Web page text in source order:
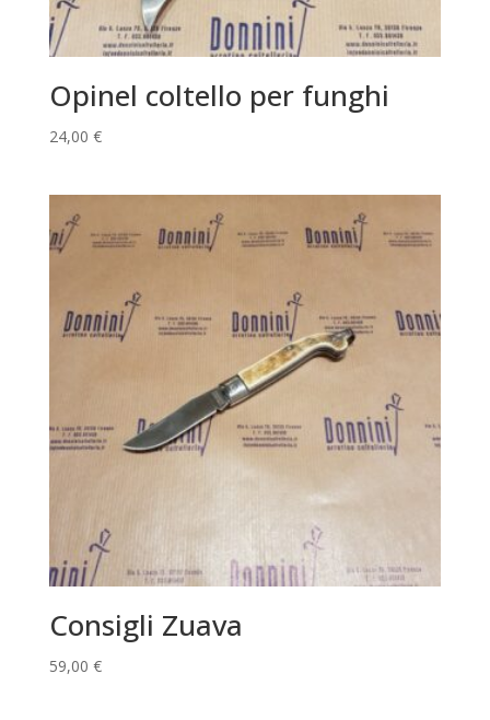
Opinel coltello per funghi
24,00 €
Consigli Zuava
59,00 €